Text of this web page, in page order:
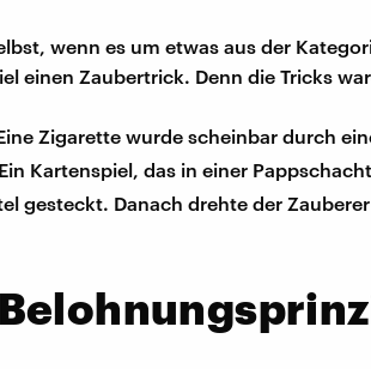
wenn es um etwas aus der
einen Zaubertrick. Denn die Tricks
Zigarette wurde scheinbar durch
Kartenspiel, das in einer
gesteckt. Danach drehte der